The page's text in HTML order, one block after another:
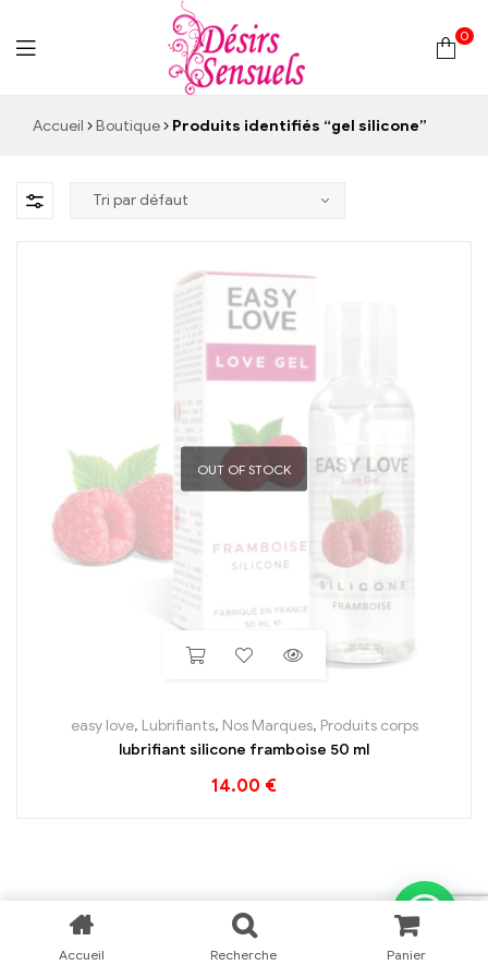
Desirs
0
Accueil Boutique Produits identifiés “gel silicone”
OUT OF STOCK
easy love, Lubrifiants, Nos Marques, Produits corps
lubrifiant silicone framboise 50 ml
14.00 €
Accueil Recherche Panier